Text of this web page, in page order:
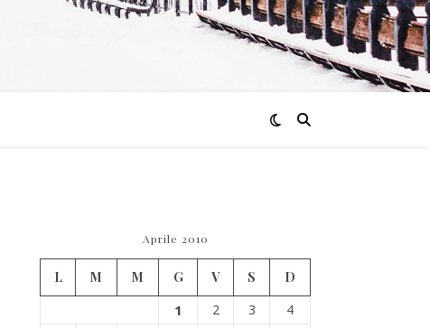
Aprile 2010
L M M G V S D
1 2 3
4